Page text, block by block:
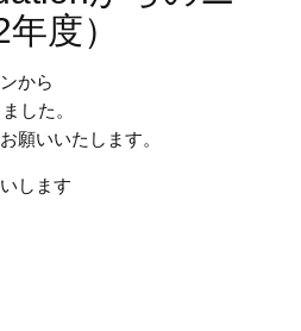
度）
から
した。
願いいたします。
します